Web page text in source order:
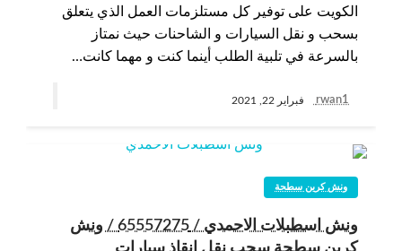
الكويت على توفير كل مستلزمات العمل الذي يتعلق
بسحب و نقل السيارات و الشاحنات حيث نمتاز
بالسرعة في تلبية الطلب أينما كنت و مهما كانت…
rwan1 فبراير 22, 2021
ونش كرين سطحة
ونش اسطبلات الاحمدي / 65557275 / ونش